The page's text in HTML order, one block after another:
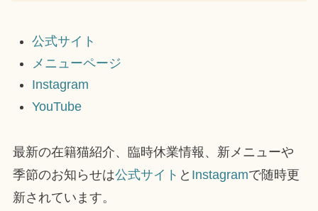
公式サイト
メニューページ
Instagram
YouTube
最新の在籍猫紹介、臨時休業情報、新メニューや
季節のお知らせは公式サイト と Instagramで随時更
新されています。